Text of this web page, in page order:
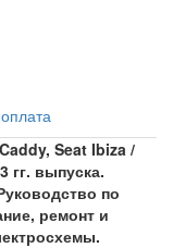
Seat Ibiza /
гг. выпуска.
по
ремонт и